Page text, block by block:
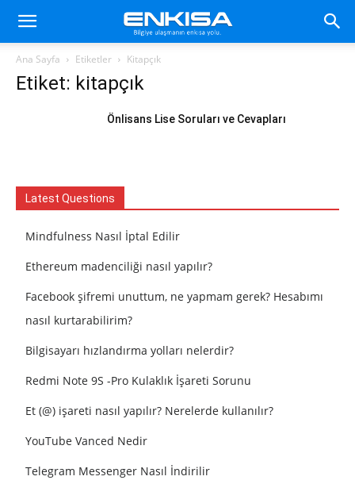
Ana Sayfa Etiketler Kitapçık
Etiket: kitapçık
Önlisans Lise Soruları ve Cevapları
Latest Questions
Mindfulness Nasıl İptal Edilir
Ethereum madenciliği nasıl yapılır?
Facebook şifremi unuttum, ne yapmam gerek? Hesabımı
nasıl kurtarabilirim?
Bilgisayarı hızlandırma yolları nelerdir?
Redmi Note 9S -Pro Kulaklık İşareti Sorunu
Et (@) işareti nasıl yapılır? Nerelerde kullanılır?
YouTube Vanced Nedir
Telegram Messenger Nasıl İndirilir